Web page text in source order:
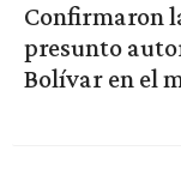
Confirmaron
presunto
Bolívar en el